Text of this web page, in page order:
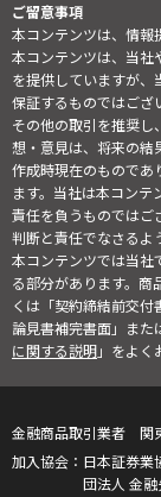
ご留意事項
本コンテンツは、情報
本コンテンツは、当社
を提供していますが、
保証するものではござ
その他の取引を推奨
想・意見は、将来の結
作成時現在のものであ
ます。当社は本コン
責任を負うものではご
判断と責任でなさるよ
本コンテンツでは当社
る部分があります。商
くは「契約締結前交
論見書補完書面」また
に関する説明」をよく
金融商品取引業者 関
日本証券業
団法人 金融